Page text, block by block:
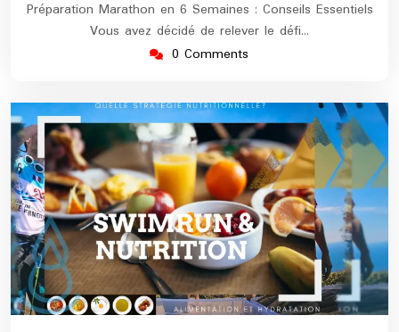
Préparation Marathon en 6 Semaines : Conseils Essentiels
Vous avez décidé de relever le défi…
0 Comments